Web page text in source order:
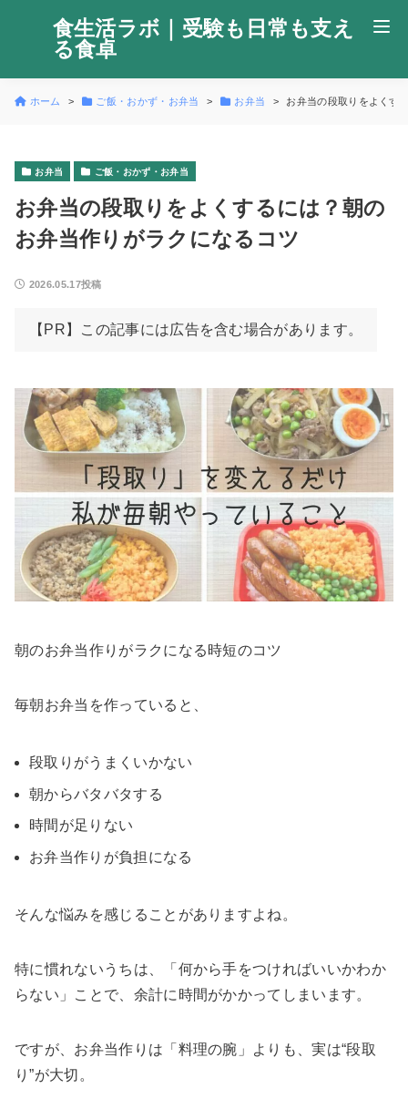
食生活ラボ｜受験も日常も支え
る食卓
ホーム ご飯・おかず・お弁当 お弁当 お弁当の段取りをよくす
お弁当 ご飯・おかず・お弁当
お弁当の段取りをよくするには？朝の
お弁当作りがラクになるコツ
2026.05.17投稿
【PR】この記事には広告を含む場合があります。
朝のお弁当作りがラクになる時短のコツ
毎朝お弁当を作っていると、
段取りがうまくいかない
朝からバタバタする
時間が足りない
お弁当作りが負担になる
そんな悩みを感じることがありますよね。
特に慣れないうちは、「何から手をつければいいかわか
らない」ことで、余計に時間がかかってしまいます。
ですが、お弁当作りは「料理の腕」よりも、実は“段取
り”が大切。